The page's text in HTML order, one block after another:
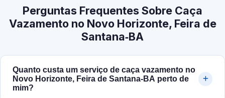
Perguntas Frequentes Sobre Caça
Vazamento no Novo Horizonte, Feira de
Santana‑BA
Quanto custa um serviço de caça vazamento no
Novo Horizonte, Feira de Santana‑BA perto de
mim?